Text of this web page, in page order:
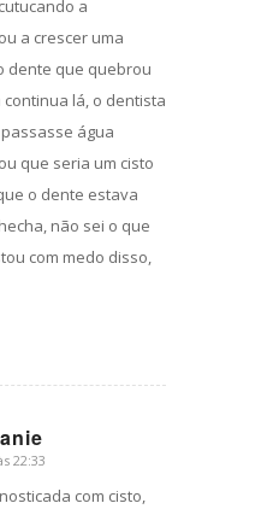
a
a crescer uma
dente que quebrou
lá, o dentista
água
que seria um cisto
o dente estava
não sei o que
com medo disso,
22:33
com cisto,